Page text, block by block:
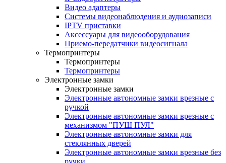
Видео адаптеры
Системы видеонаблюдения и аудиозаписи
IPTV приставки
Аксессуары для видеооборудования
Приемо-передатчики видеосигнала
Термопринтеры
Термопринтеры
Термопринтеры
Электронные замки
Электронные замки
Электронные автономные замки врезные с
ручкой
Электронные автономные замки врезные с
механизмом "ПУШ ПУЛ"
Электронные автономные замки для
стеклянных дверей
Электронные автономные замки врезные без
ручки